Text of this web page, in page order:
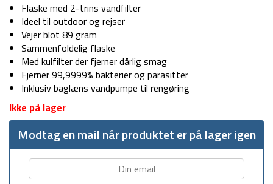
Flaske med 2-trins vandfilter
Ideel til outdoor og rejser
Vejer blot 89 gram
Sammenfoldelig flaske
Med kulfilter der fjerner dårlig smag
Fjerner 99,9999% bakterier og parasitter
Inklusiv baglæns vandpumpe til rengøring
Ikke på lager
Modtag en mail når produktet er på lager igen